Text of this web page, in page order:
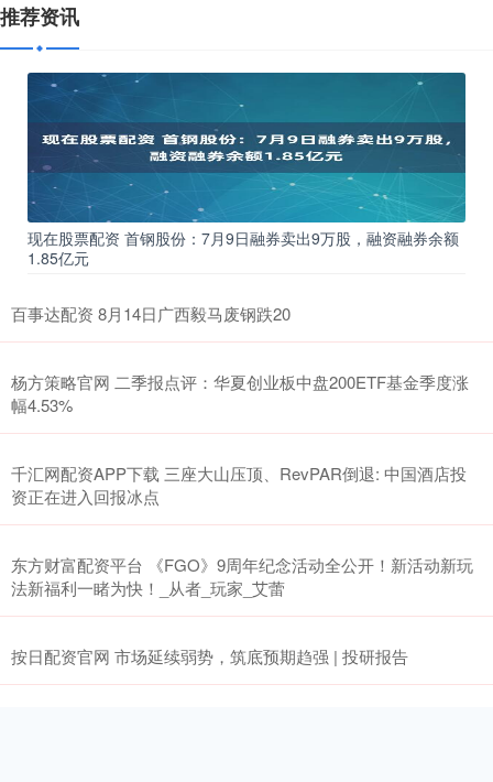
推荐资讯
现在股票配资 首钢股份：7月9日融券卖出9万股，融资融券余额
1.85亿元
百事达配资 8月14日广西毅马废钢跌20
杨方策略官网 二季报点评：华夏创业板中盘200ETF基金季度涨
幅4.53%
千汇网配资APP下载 三座大山压顶、RevPAR倒退: 中国酒店投
资正在进入回报冰点
东方财富配资平台 《FGO》9周年纪念活动全公开！新活动新玩
法新福利一睹为快！_从者_玩家_艾蕾
按日配资官网 市场延续弱势，筑底预期趋强 | 投研报告